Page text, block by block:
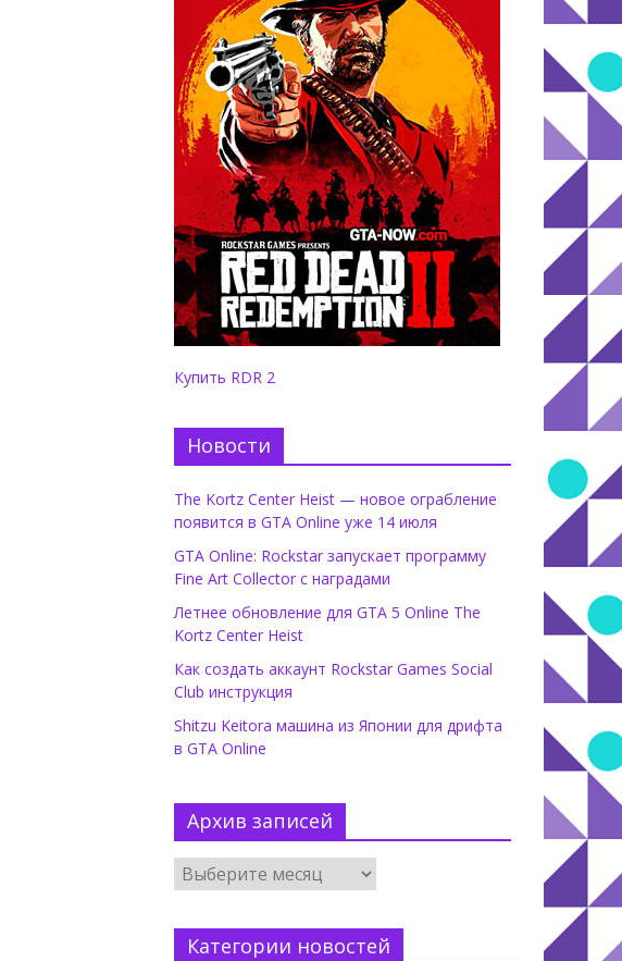
Купить RDR 2
Новости
The Kortz Center Heist — новое ограбление
появится в GTA Online уже 14 июля
GTA Online: Rockstar запускает программу
Fine Art Collector с наградами
Летнее обновление для GTA 5 Online The
Kortz Center Heist
Как создать аккаунт Rockstar Games Social
Club инструкция
Shitzu Keitora машина из Японии для дрифта
в GTA Online
Архив записей
Категории новостей